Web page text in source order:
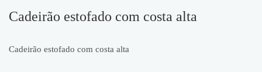
Cadeirão estofado com costa alta
Cadeirão estofado com costa alta